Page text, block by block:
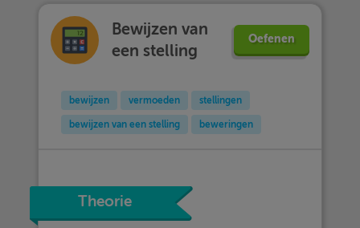
Bewijzen van
een stelling
Oefenen
bewijzen vermoeden stellingen
bewijzen van een stelling beweringen
Theorie